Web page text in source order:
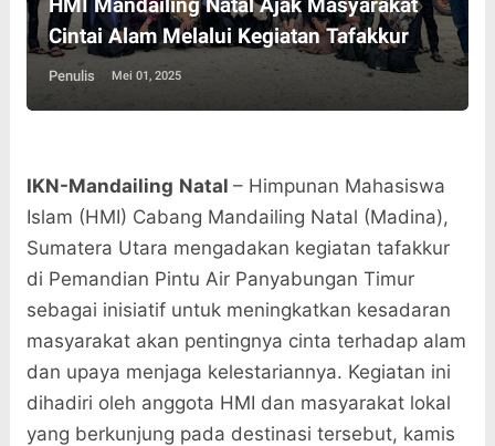
Cintai Alam Melalui Kegiatan Tafakkur
Penulis Mei 01, 2025
IKN-Mandailing Natal – Himpunan Mahasiswa
Islam (HMI) Cabang Mandailing Natal (Madina),
Sumatera Utara mengadakan kegiatan tafakkur
di Pemandian Pintu Air Panyabungan Timur
sebagai inisiatif untuk meningkatkan kesadaran
masyarakat akan pentingnya cinta terhadap alam
dan upaya menjaga kelestariannya. Kegiatan ini
dihadiri oleh anggota HMI dan masyarakat lokal
yang berkunjung pada destinasi tersebut, kamis